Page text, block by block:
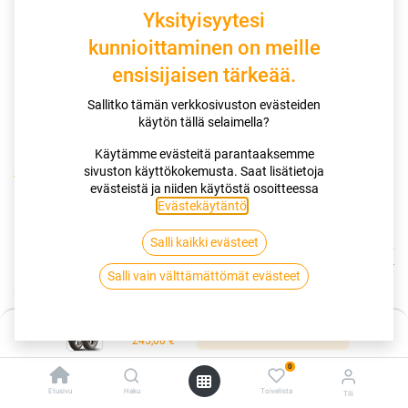
245,00€
Etusivu Haku
0
Toivelista Tili
Kauppa
110/80-18 58V DUNLOP ARROWMAX STREETSMART RT
110/80-18 58V DUNLOP ARROWMAX
STREETSMART RT
245,00€/ kpl
Saatavilla
Yksityisyytesi
kunnioittaminen on meille
ensisijaisen tärkeää.
Sallitko tämän verkkosivuston evästeiden
käytön tällä selaimella?
Käytämme evästeitä parantaaksemme
sivuston käyttökokemusta. Saat lisätietoja
evästeistä ja niiden käytöstä osoitteessa
Evästekäytäntö
Salli kaikki evästeet
Salli vain välttämättömät evästeet